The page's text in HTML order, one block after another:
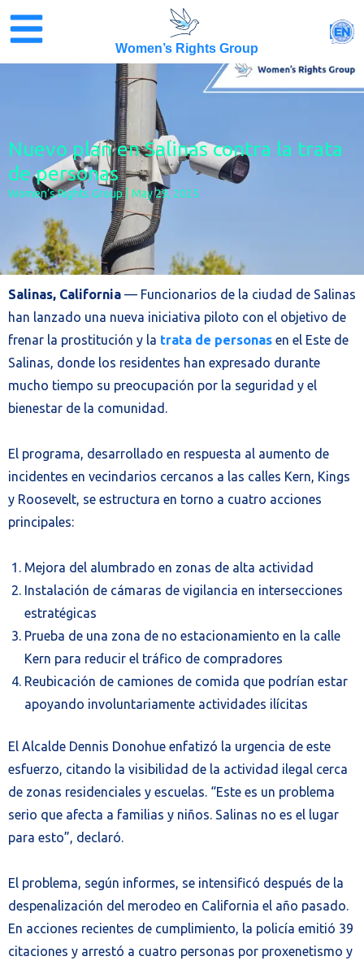
content
Women’s Rights Group
EN
Nuevo plan en Salinas contra la trata
de personas
Women’s Rights Group May 29, 2025
Salinas, California — Funcionarios de la ciudad de Salinas
han lanzado una nueva iniciativa piloto con el objetivo de
frenar la prostitución y la trata de personas en el Este de
Salinas, donde los residentes han expresado durante
mucho tiempo su preocupación por la seguridad y el
bienestar de la comunidad.
El programa, desarrollado en respuesta al aumento de
incidentes en vecindarios cercanos a las calles Kern, Kings
y Roosevelt, se estructura en torno a cuatro acciones
principales:
Mejora del alumbrado en zonas de alta actividad
Instalación de cámaras de vigilancia en intersecciones
estratégicas
Prueba de una zona de no estacionamiento en la calle
Kern para reducir el tráfico de compradores
Reubicación de camiones de comida que podrían estar
apoyando involuntariamente actividades ilícitas
El Alcalde Dennis Donohue enfatizó la urgencia de este
esfuerzo, citando la visibilidad de la actividad ilegal cerca
de zonas residenciales y escuelas. “Este es un problema
serio que afecta a familias y niños. Salinas no es el lugar
para esto”, declaró.
El problema, según informes, se intensificó después de la
despenalización del merodeo en California el año pasado.
En acciones recientes de cumplimiento, la policía emitió 39
citaciones y arrestó a cuatro personas por proxenetismo y